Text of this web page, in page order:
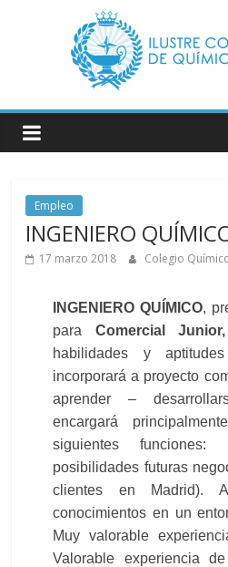
Ilustre
Colegio
Oficial
de
Químicos
–
Huelva
Página
Ilustre
Colegio
Químicos
Huelva
Empleo
INGENIERO
17 marzo 2018 Colegio
INGENIERO QUÍMICO,
para Comercial
habilidades y
incorporará a proyecto
aprender –
encargará
siguientes funciones:
posibilidades futuras
clientes en Madrid).
conocimientos en un
Muy valorable
Valorable experiencia